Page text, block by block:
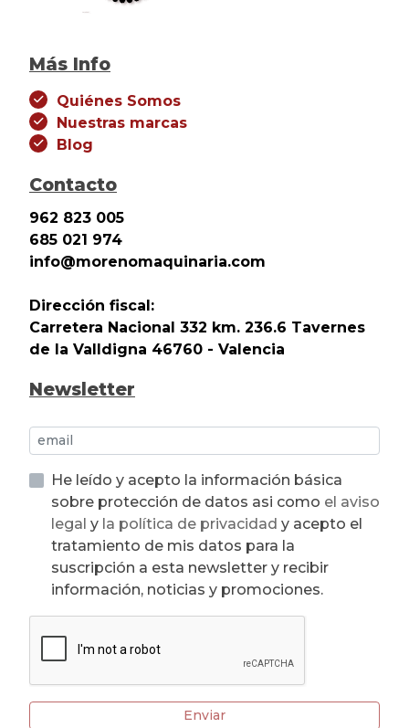
Más Info
Quiénes Somos
Nuestras marcas
Blog
Contacto
962 823 005
685 021 974
info@morenomaquinaria.com
Dirección fiscal:
Carretera Nacional 332 km. 236.6 Tavernes
de la Valldigna 46760 - Valencia
Newsletter
He leído y acepto la información básica
sobre protección de datos asi como el aviso
legal y la política de privacidad y acepto el
tratamiento de mis datos para la
suscripción a esta newsletter y recibir
información, noticias y promociones.
Enviar